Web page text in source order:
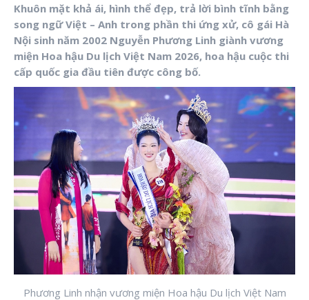
Khuôn mặt khả ái, hình thể đẹp, trả lời bình tĩnh bằng
song ngữ Việt – Anh trong phần thi ứng xử, cô gái Hà
Nội sinh năm 2002 Nguyễn Phương Linh giành vương
miện Hoa hậu Du lịch Việt Nam 2026, hoa hậu cuộc thi
cấp quốc gia đầu tiên được công bố.
Phương Linh nhận vương miện Hoa hậu Du lịch Việt Nam